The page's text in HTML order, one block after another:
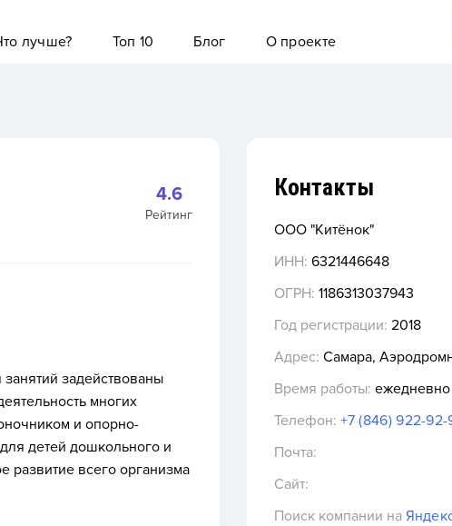
лучше? Топ 10 Блог О проекте
4.6
Рейтинг
задействованы
многих
и опорно-
детей дошкольного и
развитие всего организма
Контакты
ООО "Китёнок"
ИНН: 6321446648
ОГРН: 1186313037943
Год регистрации: 2018
Адрес: Самара,
Время работы:
Телефон: +7 (846) 922-92-
Почта:
Сайт:
Поиск компании на